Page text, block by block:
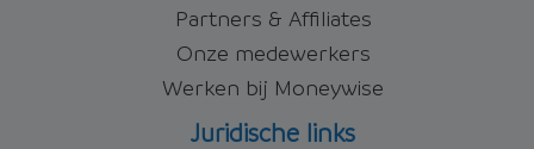
Partners & Affiliates
Onze medewerkers
Werken bij Moneywise
Juridische links